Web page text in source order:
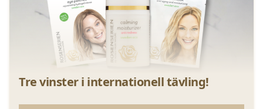
Tre vinster i internationell tävling!